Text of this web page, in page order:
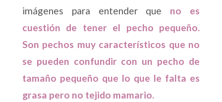
imágenes para entender que no es
cuestión de tener el pecho pequeño.
Son pechos muy característicos que no
se pueden confundir con un pecho de
tamaño pequeño que lo que le falta es
grasa pero no tejido mamario.